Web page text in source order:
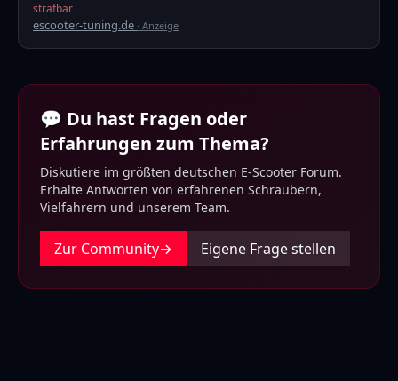
strafbar
escooter-tuning.de · Anzeige
💬 Du hast Fragen oder
Erfahrungen zum Thema?
Diskutiere im größten deutschen E-Scooter Forum.
Erhalte Antworten von erfahrenen Schraubern,
Vielfahrern und unserem Team.
Zur Community→ Eigene Frage stellen